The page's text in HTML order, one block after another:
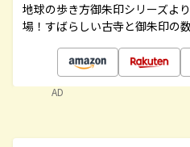
地球の歩き方御朱印シリーズよ
場！すばらしい古寺と御朱印の
AD